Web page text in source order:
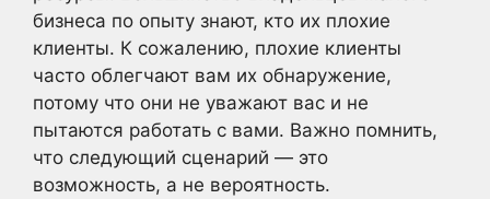
бизнеса по опыту знают, кто их плохие
клиенты. К сожалению, плохие клиенты
часто облегчают вам их обнаружение,
потому что они не уважают вас и не
пытаются работать с вами. Важно помнить,
что следующий сценарий — это
возможность, а не вероятность.